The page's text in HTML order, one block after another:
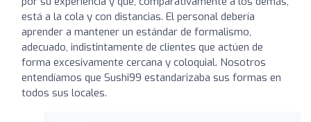
está a la cola y con distancias. El personal debería
aprender a mantener un estándar de formalismo,
adecuado, indistintamente de clientes que actúen de
forma excesivamente cercana y coloquial. Nosotros
entendíamos que Sushi99 estandarizaba sus formas en
todos sus locales.